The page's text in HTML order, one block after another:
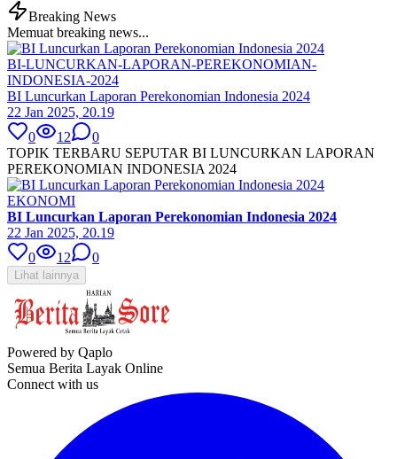
Breaking News
Memuat breaking news...
BI-LUNCURKAN-LAPORAN-PEREKONOMIAN-
INDONESIA-2024
BI Luncurkan Laporan Perekonomian Indonesia 2024
22 Jan 2025, 20.19
0
12
0
TOPIK TERBARU SEPUTAR BI LUNCURKAN LAPORAN
PEREKONOMIAN INDONESIA 2024
EKONOMI
BI Luncurkan Laporan Perekonomian Indonesia 2024
22 Jan 2025, 20.19
0
12 0
Lihat lainnya
Powered by Qaplo
Semua Berita Layak Online
Connect with us